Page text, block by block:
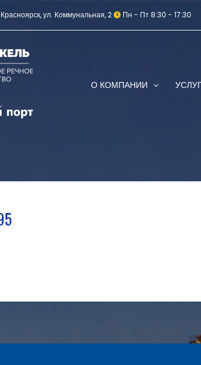
ул. Коммунальная, 2 Пн - Пт 8:30 - 17:30
О КОМПАНИИ